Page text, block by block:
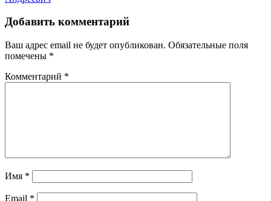
Добавить комментарий
Ваш адрес email не будет опубликован. Обязательные поля
помечены *
Комментарий *
Имя *
Email *